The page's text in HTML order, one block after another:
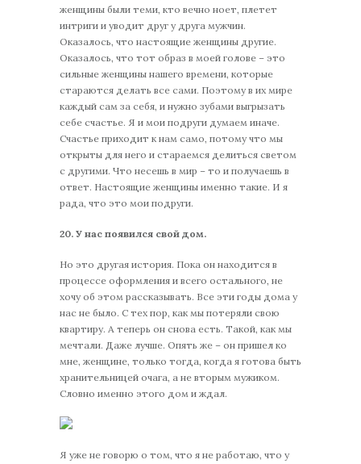
женщины были теми, кто вечно ноет, плетет
интриги и уводит друг у друга мужчин.
Оказалось, что настоящие женщины другие.
Оказалось, что тот образ в моей голове – это
сильные женщины нашего времени, которые
стараются делать все сами. Поэтому в их мире
каждый сам за себя, и нужно зубами выгрызать
себе счастье. Я и мои подруги думаем иначе.
Счастье приходит к нам само, потому что мы
открыты для него и стараемся делиться светом
с другими. Что несешь в мир – то и получаешь в
ответ. Настоящие женщины именно такие. И я
рада, что это мои подруги.
20. У нас появился свой дом.
Но это другая история. Пока он находится в
процессе оформления и всего остального, не
хочу об этом рассказывать. Все эти годы дома у
нас не было. С тех пор, как мы потеряли свою
квартиру. А теперь он снова есть. Такой, как мы
мечтали. Даже лучше. Опять же – он пришел ко
мне, женщине, только тогда, когда я готова быть
хранительницей очага, а не вторым мужиком.
Словно именно этого дом и ждал.
Я уже не говорю о том, что я не работаю, что у